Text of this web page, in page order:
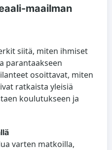
maailman
siitä, miten ihmiset
parantaakseen
osoittavat, miten
ratkaista yleisiä
koulutukseen ja
varten matkoilla,